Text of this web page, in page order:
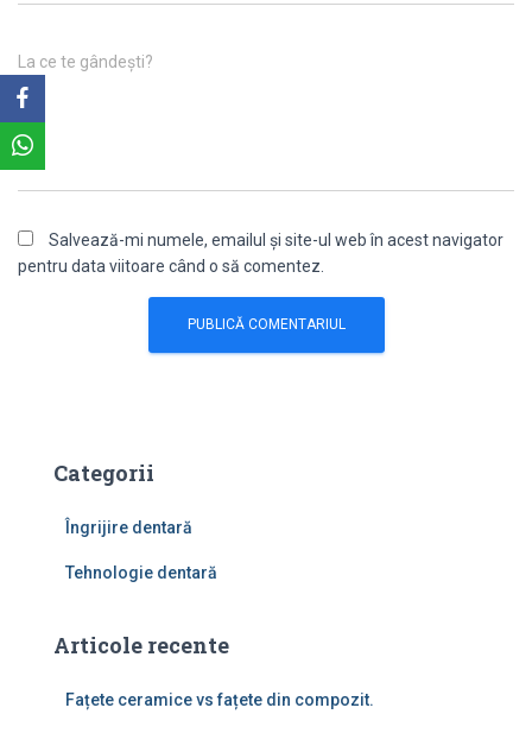
La ce te gândești?
Salvează-mi numele, emailul și site-ul web în acest navigator
pentru data viitoare când o să comentez.
Categorii
Îngrijire dentară
Tehnologie dentară
Articole recente
Fațete ceramice vs fațete din compozit.